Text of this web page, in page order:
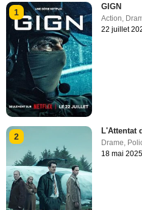
1
GIGN
Action,
22 juillet
2
L'Attentat
Drame,
18 mai